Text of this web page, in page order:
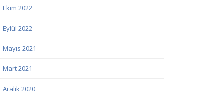
Ekim 2022
Eylül 2022
Mayıs 2021
Mart 2021
Aralık 2020